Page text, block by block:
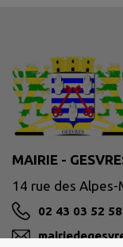
MAIRIE -
14 rue des
02 43 03 52 58